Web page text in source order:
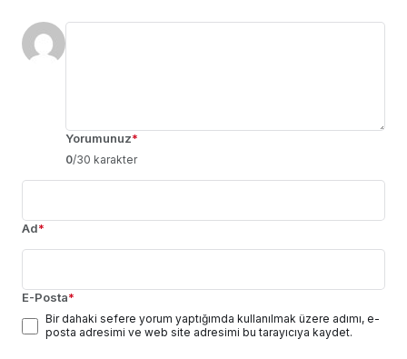
Yorumunuz*
0/30 karakter
Ad*
E-Posta*
Bir dahaki sefere yorum yaptığımda kullanılmak üzere adımı, e-
posta adresimi ve web site adresimi bu tarayıcıya kaydet.